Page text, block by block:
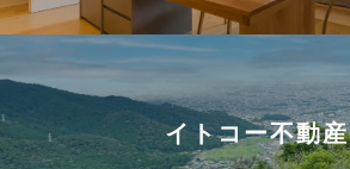
イトコー不動産